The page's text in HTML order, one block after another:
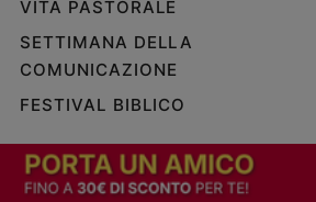
VITA PASTORALE
SETTIMANA DELLA
COMUNICAZIONE
FESTIVAL BIBLICO